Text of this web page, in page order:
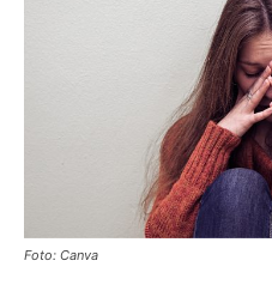
Foto: Canva